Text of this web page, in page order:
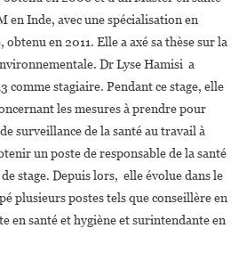
en Inde, avec une spécialisation en
en 2011. Elle a axé sa thèse sur la
Dr Lyse Hamisi a
comme stagiaire. Pendant ce stage, elle
les mesures à prendre pour
surveillance de la santé au travail à
un poste de responsable de la santé
stage. Depuis lors, elle évolue dans le
plusieurs postes tels que conseillère en
en santé et hygiène et surintendante en